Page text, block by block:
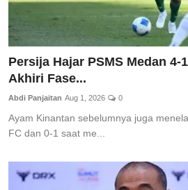
Persija Hajar PSMS Medan 4-
Akhiri Fase...
Abdi Panjaitan Aug 1, 2026 0
Ayam Kinantan sebelumnya juga
FC dan 0-1 saat me...